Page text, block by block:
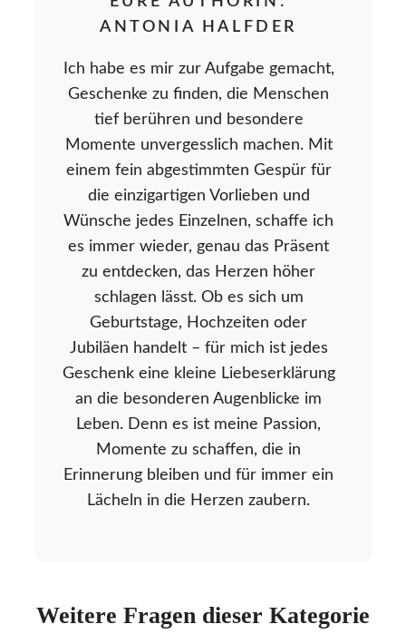
ANTONIA HALFDER
Ich habe es mir zur Aufgabe gemacht,
Geschenke zu finden, die Menschen
tief berühren und besondere
Momente unvergesslich machen. Mit
einem fein abgestimmten Gespür für
die einzigartigen Vorlieben und
Wünsche jedes Einzelnen, schaffe ich
es immer wieder, genau das Präsent
zu entdecken, das Herzen höher
schlagen lässt. Ob es sich um
Geburtstage, Hochzeiten oder
Jubiläen handelt – für mich ist jedes
Geschenk eine kleine Liebeserklärung
an die besonderen Augenblicke im
Leben. Denn es ist meine Passion,
Momente zu schaffen, die in
Erinnerung bleiben und für immer ein
Lächeln in die Herzen zaubern.
Weitere Fragen dieser Kategorie